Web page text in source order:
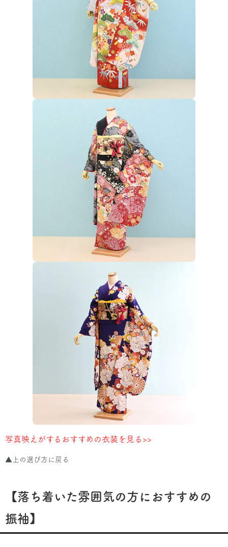
写真映えがするおすすめの衣装を見る>>
▲上の選び方に戻る
【落ち着いた雰囲気の方におすすめの
振袖】